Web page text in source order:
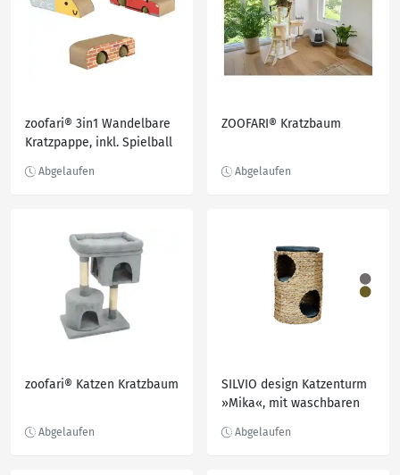
zoofari® 3in1 Wandelbare
Kratzpappe, inkl. Spielball
ZOOFARI® Kratzbaum
zoofari® Katzen Kratzbaum
SILVIO design Katzenturm
»Mika«, mit waschbaren